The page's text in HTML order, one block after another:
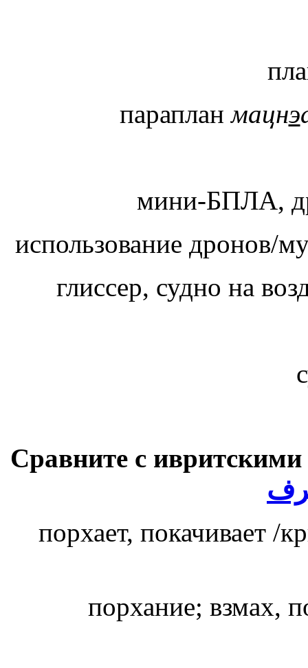
парапланмацнэ
мини-БПЛА,
использование дронов/
глиссер, судно на
Сравните с
порхает, покачивает /
порхание; взмах,